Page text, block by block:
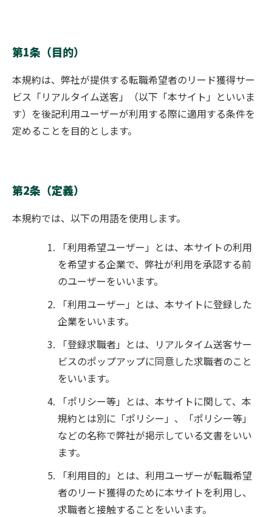
第1条（目的）
本規約は、 弊社が提供する転職希望者のリード獲得サー
ビス「リアルタイム送客」（以下「本サイト」といいま
す）を後記利用ユーザーが利用する際に適用する条件を
定めることを目的とします。
第2条（定義）
本規約では、以下の用語を使用します。
「利用希望ユーザー」とは、本サイトの利用
を希望する企業で、弊社が利用を承認する前
のユーザーをいいます。
「利用ユーザー」とは、本サイトに登録した
企業をいいます。
「登録求職者」とは、リアルタイム送客サー
ビスのポップアップに同意した求職者のこと
をいいます。
「ポリシー等」とは、本サイトに関して、本
規約とは別に「ポリシー」、「ポリシー等」
などの名称で弊社が掲示している文書をいい
ます。
「利用目的」とは、利用ユーザーが転職希望
者のリード獲得のために本サイトを利用し、
求職者と接触することをいいます。